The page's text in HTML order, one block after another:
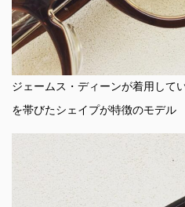
ジェームス・ディーンが着用して
を帯びたシェイプが特徴のモデル